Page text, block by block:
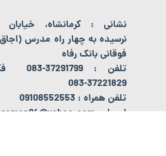
نشانی : کرمانشاه،
نرسیده به چهار راه مدرس
فوقانی بانک رفاه
تلفن :
37221829-083
تلفن همراه : 09108552553
ایمیل : shahreman94@yahoo.com